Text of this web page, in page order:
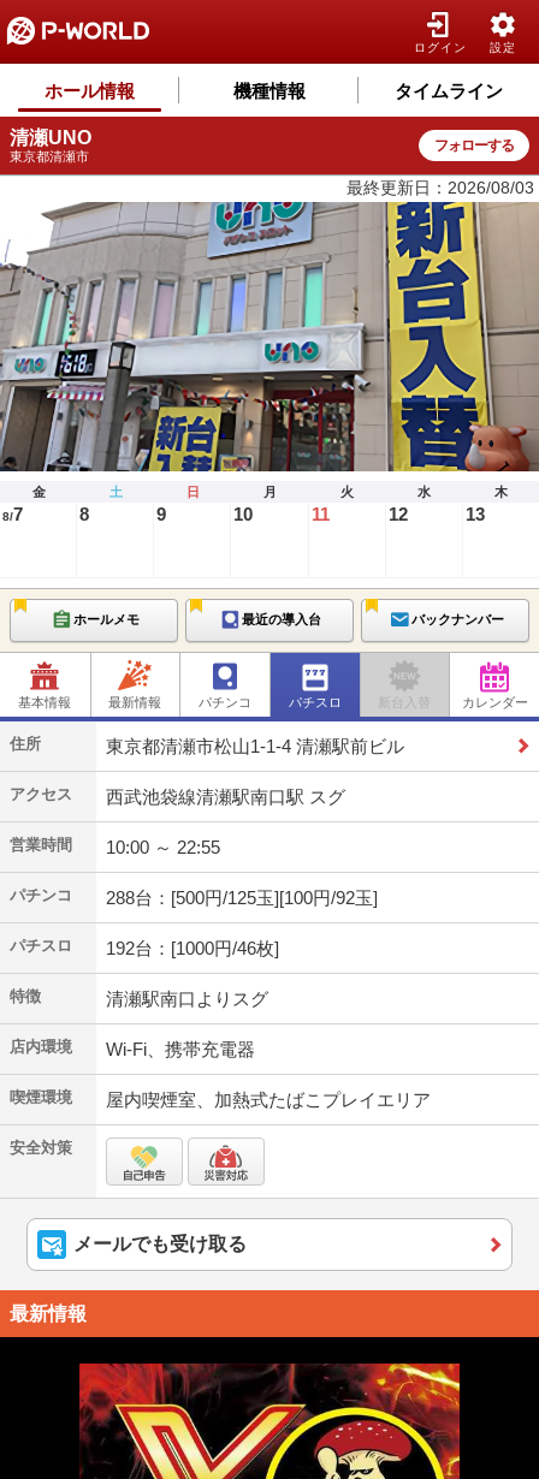
ログイン 設定
ホール情報 機種情報 タイムライン
清瀬UNO
東京都清瀬市
フォローする
最終更新日：2026/08/03
金 土 日 月 火 水 木
8/7 8 9 10 11 12 13
ホールメモ 最近の導入台 バックナンバー
基本情報 最新情報 パチンコ パチスロ 新台入替 カレンダー
住所 東京都清瀬市松山1-1-4 清瀬駅前ビル
アクセス 西武池袋線清瀬駅南口駅 スグ
営業時間 10:00 ～ 22:55
パチンコ 288台：[500円/125玉][100円/92玉]
パチスロ 192台：[1000円/46枚]
特徴 清瀬駅南口よりスグ
店内環境 Wi-Fi、携帯充電器
喫煙環境 屋内喫煙室、加熱式たばこプレイエリア
安全対策
メールでも受け取る
最新情報